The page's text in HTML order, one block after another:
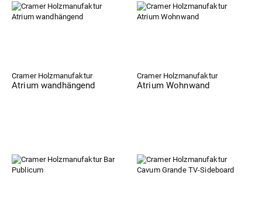
Cramer Holzmanufaktur
Atrium wandhängend
Cramer Holzmanufaktur
Atrium Wohnwand